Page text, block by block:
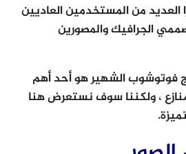
العديد من المستخدمين العاديين
الجرافيك والمصورين
فوتوشوب الشهير هو أحد أهم
، ولكننا سوف نستعرض هنا